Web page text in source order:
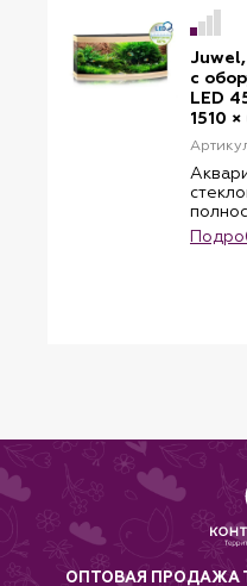
с
LED
1510
всем
ОПТОВАЯ ПРОДАЖА